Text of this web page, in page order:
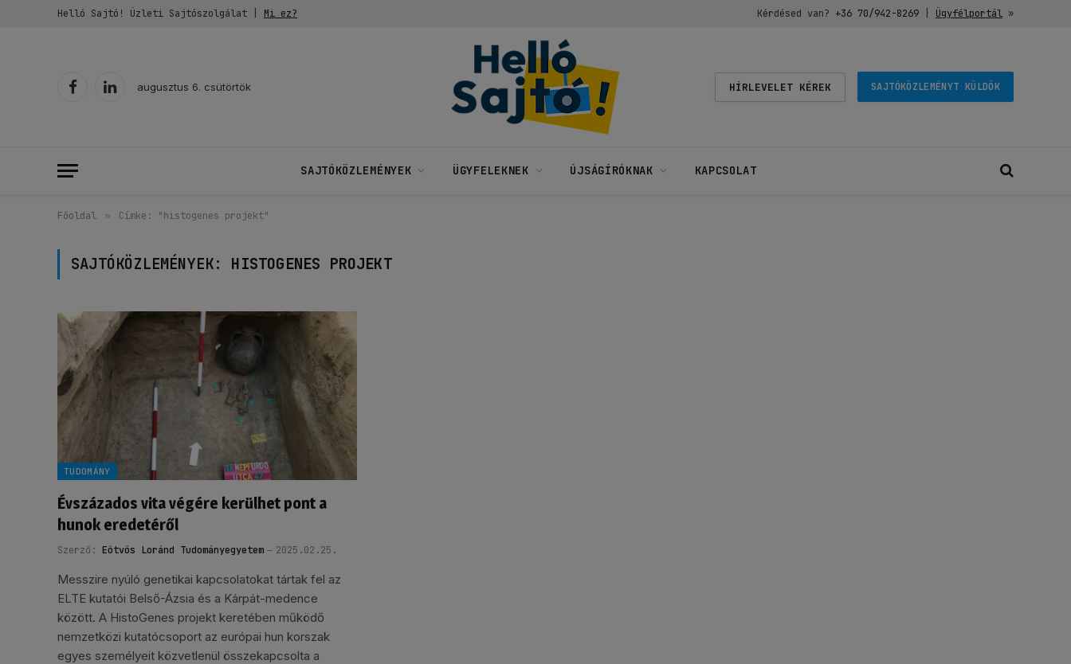
Helló Sajtó! Üzleti Sajtószolgálat | Mi ez? Kérdésed van? +36 70/942-8269| Ügyfélportál»
FacebookLinkedIn
augusztus 6. csütörtök HÍRLEVELET KÉREK SAJTÓKÖZLEMÉNYT KÜLDÖK
SAJTÓKÖZLEMÉNYEK ÜGYFELEKNEK ÚJSÁGÍRÓKNAK KAPCSOLAT
Főoldal » Címke: "histogenes projekt"
SAJTÓKÖZLEMÉNYEK: HISTOGENES PROJEKT
TUDOMÁNY
Évszázados vita végére kerülhet pont a
hunok eredetéről
Szerző: Eötvös Loránd Tudományegyetem 2025.02.25.
Messzire nyúló genetikai kapcsolatokat tártak fel az
ELTE kutatói Belső-Ázsia és a Kárpát-medence
között. A HistoGenes projekt keretében működő
nemzetközi kutatócsoport az európai hun korszak
egyes személyeit közvetlenül összekapcsolta a